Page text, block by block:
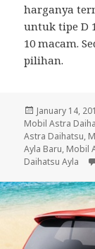
harganya
untuk tipe D
10 macam.
pilihan.
Posted
on
January 14,
Mobil Astra
Astra Daihatsu,
Ayla Baru, Mobil
Daihatsu Ayla